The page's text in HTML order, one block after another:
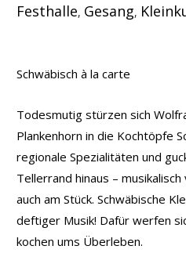
Festhalle, Gesang,
Schwäbisch à la carte
Todesmutig stürzen sich
Plankenhorn in die Kochtöpfe
regionale Spezialitäten und
Tellerrand hinaus –
auch am Stück. Schwäbische
deftiger Musik! Dafür werfen
kochen ums Überleben.